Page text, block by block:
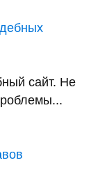
сайт. Не